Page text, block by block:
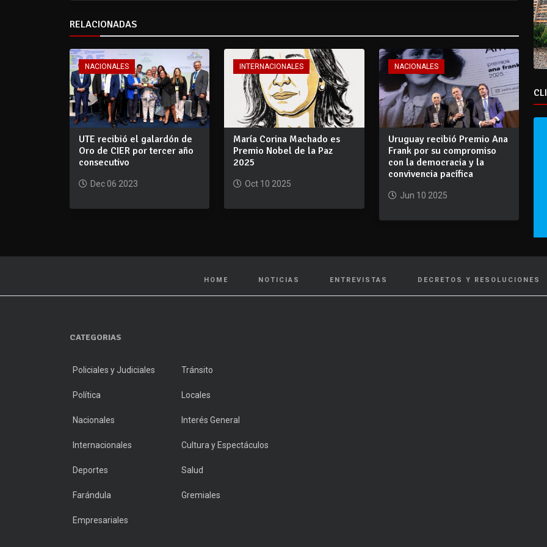
RELACIONADAS
NACIONALES
UTE recibió el galardón de
Oro de CIER por tercer año
consecutivo
Dec 06 2023
INTERNACIONALES
María Corina Machado es
Premio Nobel de la Paz
2025
Oct 10 2025
NACIONALES
Uruguay recibió Premio Ana
Frank por su compromiso
con la democracia y la
convivencia pacífica
Jun 10 2025
HOME NOTICIAS ENTREVISTAS DECRETOS Y RESOLUCIONES
CATEGORIAS
Policiales y Judiciales Tránsito
Política Locales
Nacionales Interés General
Internacionales Cultura y Espectáculos
Deportes Salud
Farándula Gremiales
Empresariales